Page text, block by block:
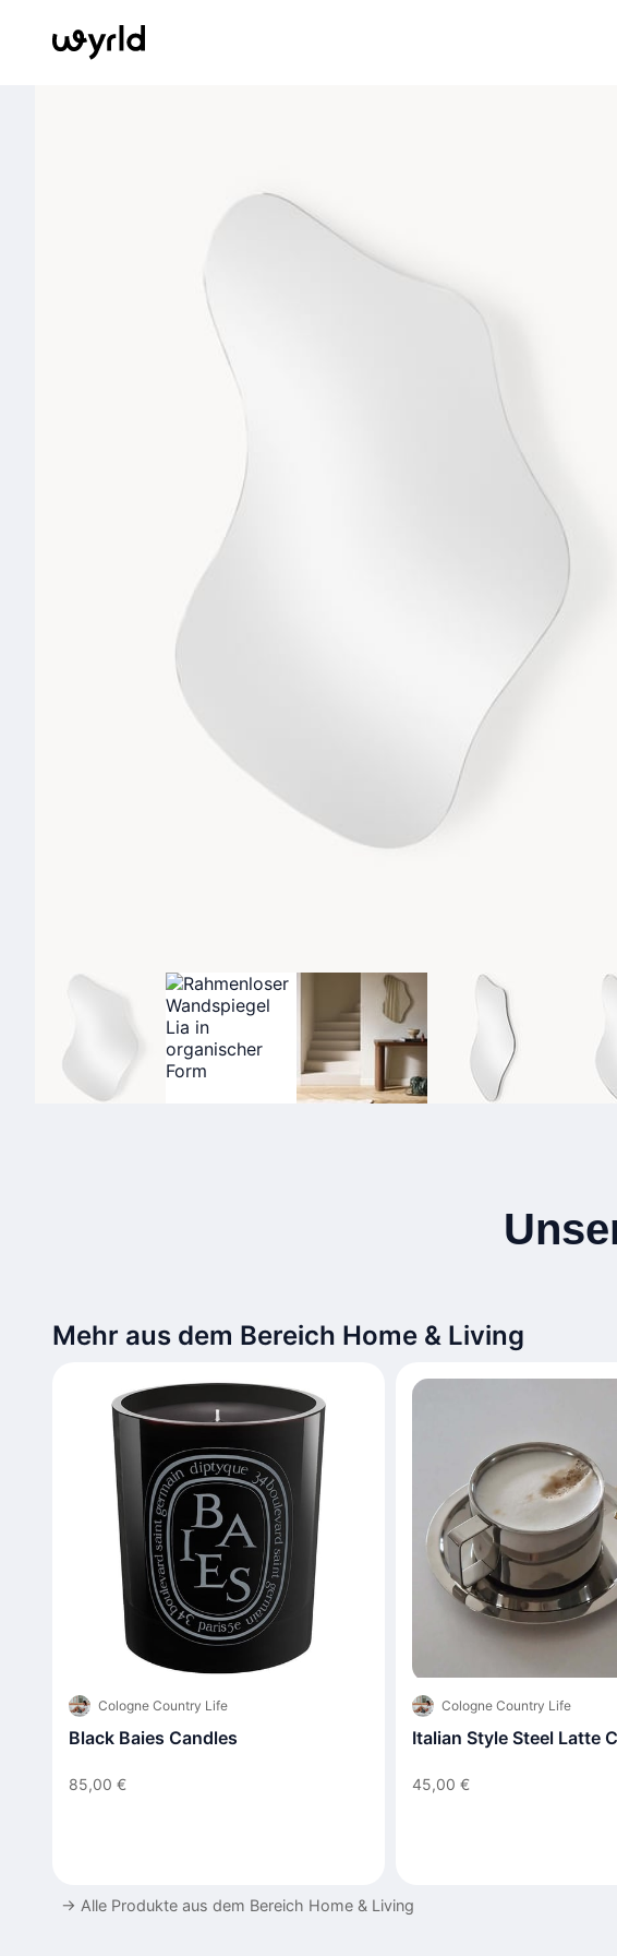
Mehr aus dem Bereich Home & Living
Cologne Country Life
Black Baies Candles
85,00 €
Cologne Country Life
Italian Style Steel Latte
45,00 €
→ Alle Produkte aus dem Bereich Home & Living